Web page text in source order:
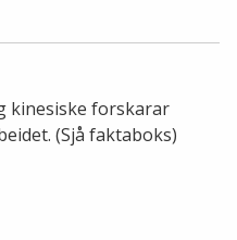
kinesiske forskarar
(Sjå faktaboks)